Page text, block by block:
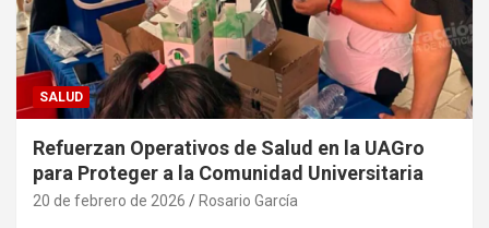
SALUD
Refuerzan Operativos de Salud en la UAGro
para Proteger a la Comunidad Universitaria
20 de febrero de 2026 Rosario García